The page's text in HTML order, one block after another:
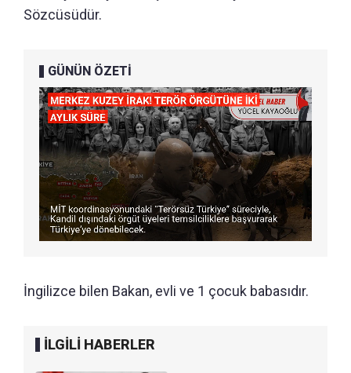
Sözcüsüdür.
GÜNÜN ÖZETİ
İngilizce bilen Bakan, evli ve 1 çocuk babasıdır.
İLGİLİ HABERLER